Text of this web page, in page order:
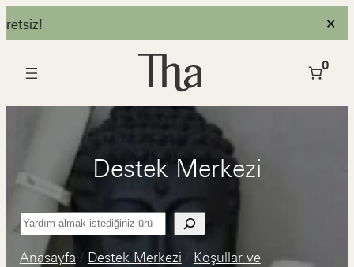
✕
geç
0
Destek Merkezi
Ara
Anasayfa / Destek Merkezi
Koşullar ve